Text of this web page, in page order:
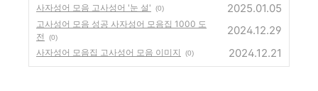
사자성어 모음 고사성어 '눈 설' (0) 2025.01.05
고사성어 모음 성공 사자성어 모음집 1000 도
전
(0)
2024.12.29
사자성어 모음집 고사성어 모음 이미지 (0) 2024.12.21